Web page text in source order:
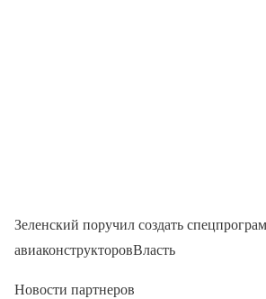
Зеленский поручил создать
авиаконструкторовВласть
Новости партнеров